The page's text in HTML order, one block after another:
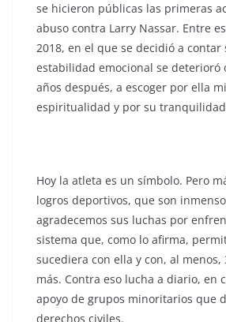
se hicieron públicas las primeras
abuso contra Larry Nassar. Entre
2018, en el que se decidió a contar
estabilidad emocional se deterioró
años después, a escoger por ella
espiritualidad y por su
Hoy la atleta es un símbolo. Pero
logros deportivos, que son
agradecemos sus luchas por
sistema que, como lo afirma,
sucediera con ella y con, al menos,
más. Contra eso lucha a diario, en
apoyo de grupos minoritarios que
derechos civiles.